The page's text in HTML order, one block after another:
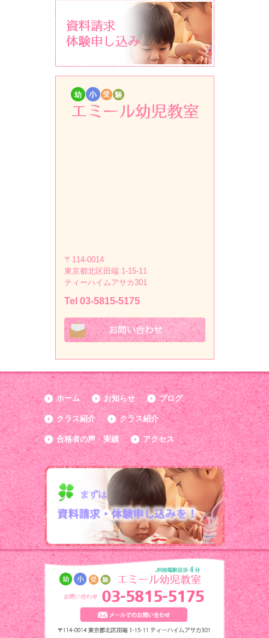
〒114-0014
東京都北区田端 1-15-11
ティーハイムアサカ301
Tel 03-5815-5175
ホーム お知らせ ブログ
クラス紹介 クラス紹介
合格者の声・実績 アクセス